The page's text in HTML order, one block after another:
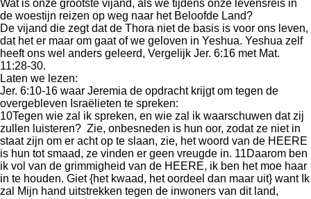
Wat is onze grootste vijand, als we tijdens onze levensreis in
de woestijn reizen op weg naar het Beloofde Land?
De vijand die zegt dat de Thora niet de basis is voor ons leven,
dat het er maar om gaat of we geloven in Yeshua. Yeshua zelf
heeft ons wel anders geleerd, Vergelijk Jer. 6:16 met Mat.
11:28-30.
Laten we lezen:
Jer. 6:10-16 waar Jeremia de opdracht krijgt om tegen de
overgebleven Israëlieten te spreken:
10Tegen wie zal ik spreken, en wie zal ik waarschuwen dat zij
zullen luisteren? Zie, onbesneden is hun oor, zodat ze niet in
staat zijn om er acht op te slaan, zie, het woord van de HEERE
is hun tot smaad, ze vinden er geen vreugde in. 11Daarom ben
ik vol van de grimmigheid van de HEERE, ik ben het moe haar
in te houden. Giet {het kwaad, het oordeel dan maar uit} want Ik
zal Mijn hand uitstrekken tegen de inwoners van dit land,